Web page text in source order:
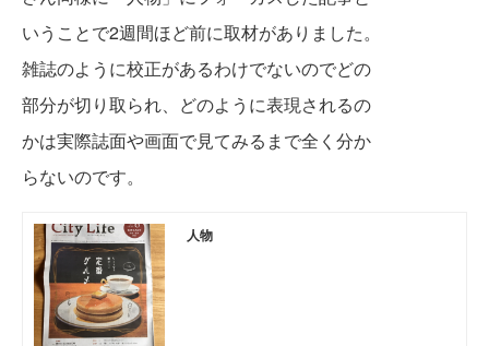
いうことで2週間ほど前に取材がありました。
雑誌のように校正があるわけでないのでどの
部分が切り取られ、どのように表現されるの
かは実際誌面や画面で見てみるまで全く分か
らないのです。
人物